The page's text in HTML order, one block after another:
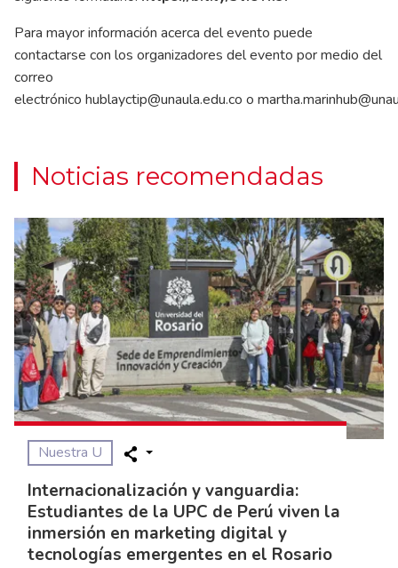
Para mayor información acerca del evento puede
contactarse con los organizadores del evento por medio del
correo
electrónico hublayctip@unaula.edu.co o
Noticias recomendadas
Nuestra U
Internacionalización y vanguardia:
Estudiantes de la UPC de Perú viven la
inmersión en marketing digital y
tecnologías emergentes en el Rosario